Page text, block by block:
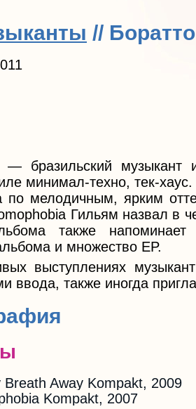
//
— бразильский музыкант
минимал-техно, тек-
по мелодичным, ярким
Гильям назвал в
также напоминает
и множество EP.
выступлениях
ввода, также иногда
Breath Away Kompakt, 2009
Kompakt, 2007